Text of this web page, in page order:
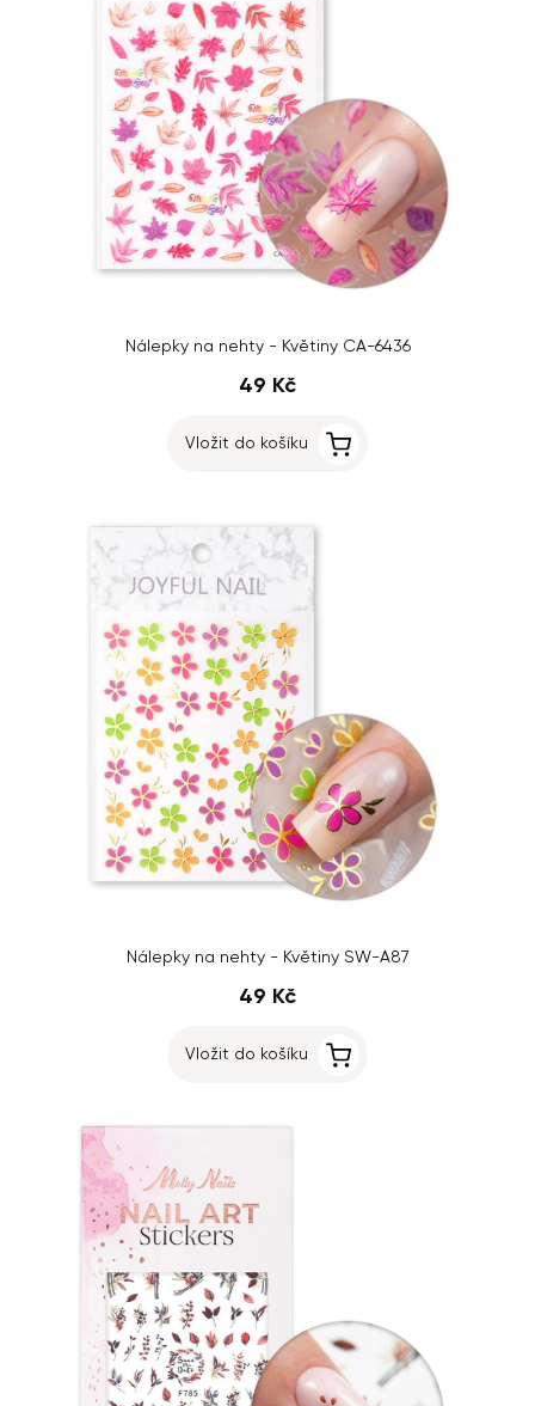
Nálepky na nehty - Květiny CA-6436
49 Kč
Vložit do košíku
Nálepky na nehty - Květiny SW-A87
49 Kč
Vložit do košíku